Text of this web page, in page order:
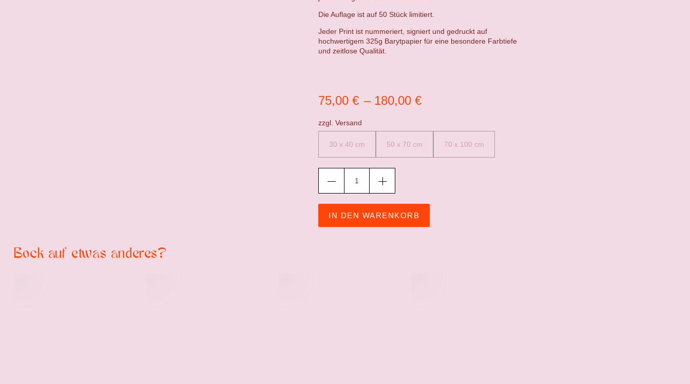
zzgl.Versand
75,00€ – 180,00€
30 x 40 cm 50 x 70 cm 70 x 100 cm
IN DEN WARENKORB
Die Auflage ist auf 50 Stück limitiert.
Jeder Print ist nummeriert, signiert und gedruckt auf
hochwertigem 325g Barytpapier für eine besondere Farbtiefe
und zeitlose Qualität.
Bock auf etwas anderes?